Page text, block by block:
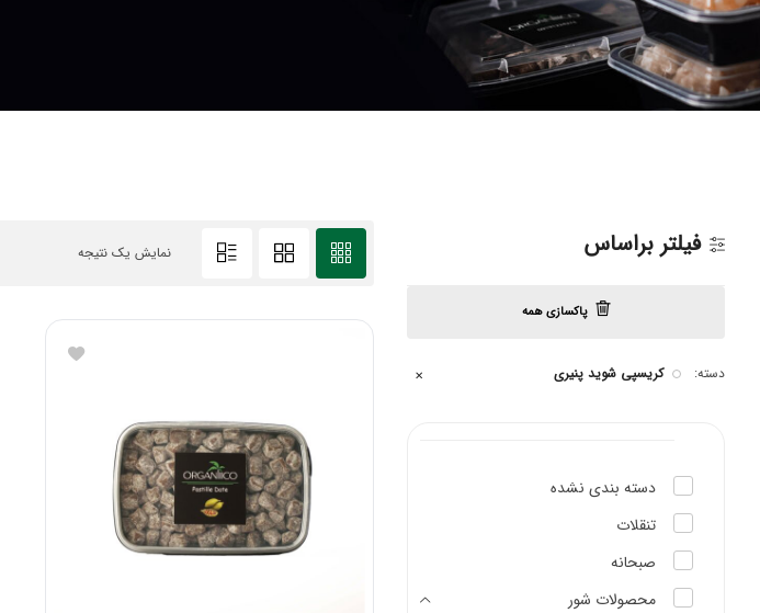
فیلتر براساس
پاکسازی همه
دسته: کریسپی شوید پنیری ✕
دسته بندی نشده
تنقلات
صبحانه
محصولات شور
نمایش یک نتیجه